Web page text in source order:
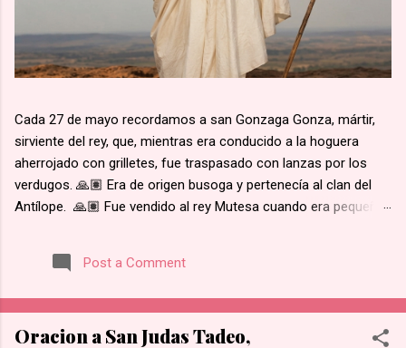
Cada 27 de mayo recordamos a san Gonzaga Gonza, mártir,
sirviente del rey, que, mientras era conducido a la hoguera
aherrojado con grilletes, fue traspasado con lanzas por los
verdugos. 🙏🏽 Era de origen busoga y pertenecía al clan del
Antílope. 🙏🏽 Fue vendido al rey Mutesa cuando era pequeño,
custodia de los prisioneros. 🙏🏽 Recibió instrucción religiosa
de los Padres Blancos. 🙏🏽 Recibió el bautismo al día
Cuando el rey de Burgunda, hoy Uganda, le ordenó retractarse
de su fe, rehusó. Junto con otros mártires se le condujo en
Post a Comment
Oracion a San Judas Tadeo,